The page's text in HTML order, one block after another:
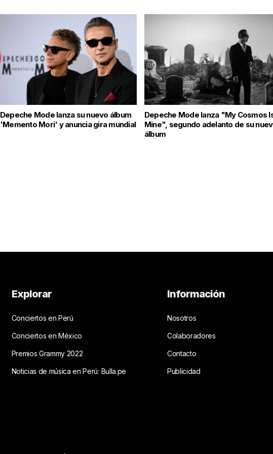
Depeche Mode lanza su nuevo álbum
'Memento Mori' y anuncia gira mundial
Depeche Mode lanza "My Cosmos
Mine", segundo adelanto de su
álbum
Explorar
Conciertos en Perú
Conciertos en México
Premios Grammy 2022
Noticias de música en Perú: Bulla.pe
Información
Nosotros
Colaboradores
Contacto
Publicidad